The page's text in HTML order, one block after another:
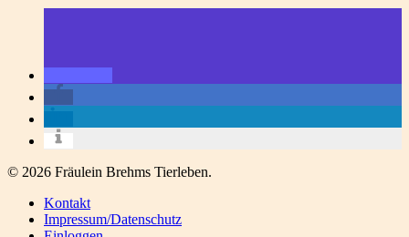
© 2026 Fräulein Brehms Tierleben.
Kontakt
Impressum/Datenschutz